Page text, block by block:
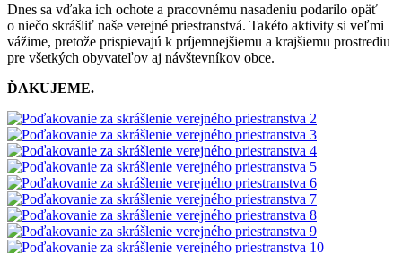
Dnes sa vďaka ich ochote a pracovnému nasadeniu podarilo opäť
o niečo skrášliť naše verejné priestranstvá. Takéto aktivity si veľmi
vážime, pretože prispievajú k príjemnejšiemu a krajšiemu prostrediu
pre všetkých obyvateľov aj návštevníkov obce.
ĎAKUJEME.